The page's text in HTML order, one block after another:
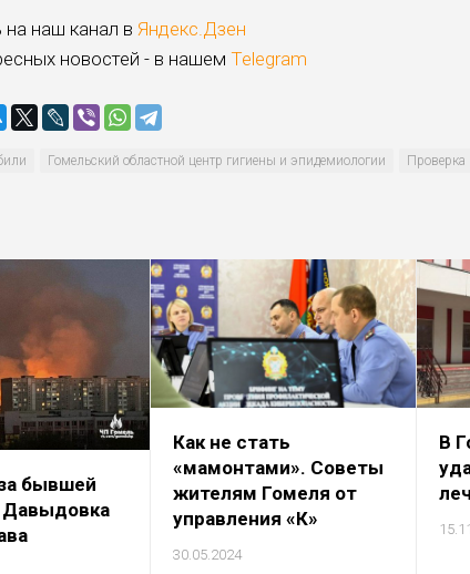
наш канал в Яндекс.Дзен
новостей - в нашем Telegram
Гомельский областной центр гигиены и эпидемиологии Проверка
бывшей
Давыдовка
Как не стать
«мамонтами». Советы
жителям Гомеля от
управления «К»
30.05.2024
В